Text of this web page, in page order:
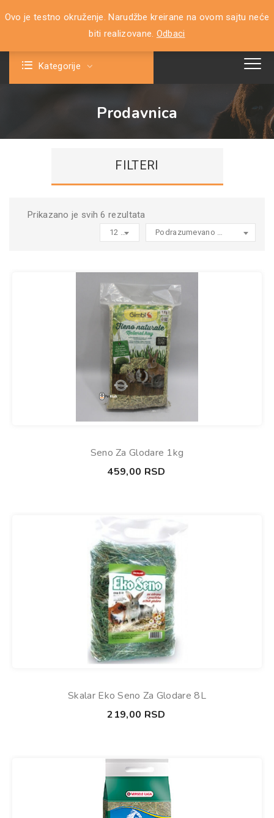
Ovo je testno okruženje. Narudžbe kreirane na ovom sajtu neće
biti realizovane. Odbaci
0
Kategorije
Prodavnica
Prikazano je svih 6 rezultata
12 products per page
Seno Za Glodare 1kg
459,00 RSD
Skalar Eko Seno Za Glodare 8L
219,00 RSD
FILTERI